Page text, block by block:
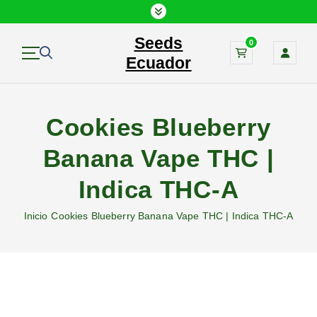
a
Seeds
Ecuador
0
Cookies Blueberry
Banana Vape THC |
Indica THC-A
Inicio Cookies Blueberry Banana Vape THC | Indica THC-A